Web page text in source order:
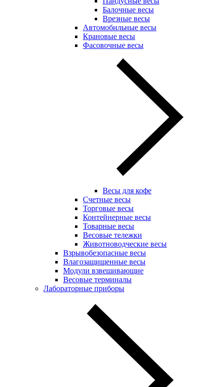
Балочные весы
Врезные весы
Автомобильные весы
Крановые весы
Фасовочные весы
Весы для кофе
Счетные весы
Торговые весы
Контейнерные весы
Товарные весы
Весовые тележки
Животноводческие весы
Взрывобезопасные весы
Влагозащищенные весы
Модули взвешивающие
Весовые терминалы
Лабораторные приборы